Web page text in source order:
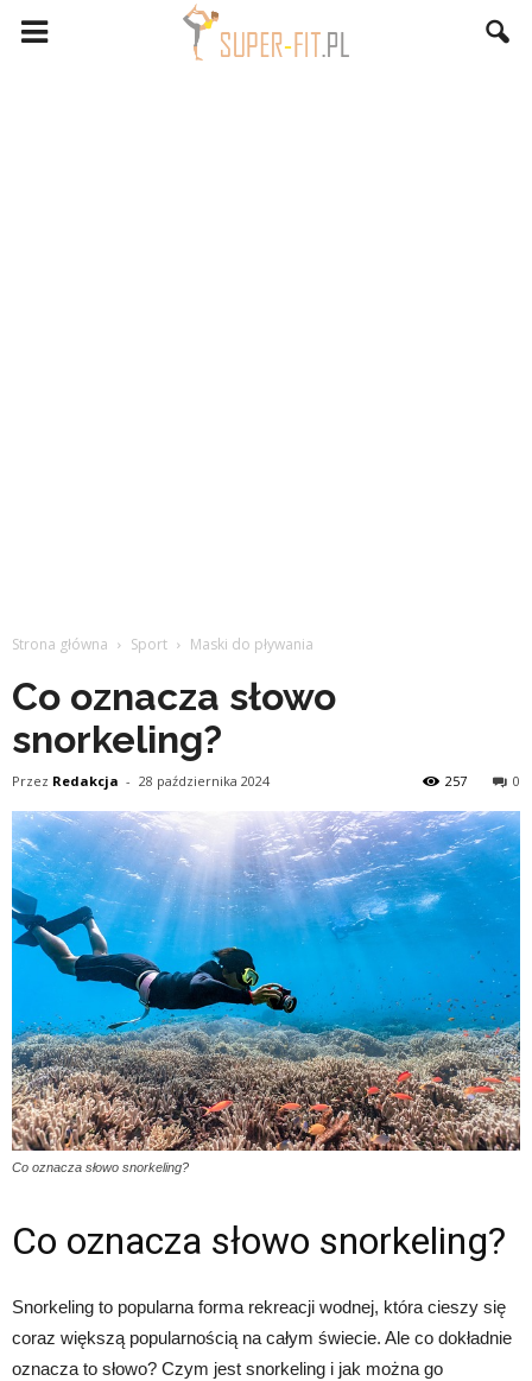
Strona główna Sport Maski do pływania
Co oznacza słowo
snorkeling?
Przez Redakcja - 28 października 2024 0
257
Co oznacza słowo snorkeling?
Co oznacza słowo snorkeling?
Snorkeling to popularna forma rekreacji wodnej, która cieszy się
coraz większą popularnością na całym świecie. Ale co dokładnie
oznacza to słowo? Czym jest snorkeling i jak można go